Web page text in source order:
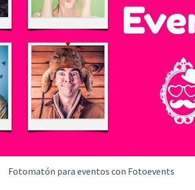
Fotomatón para eventos con Fotoevents